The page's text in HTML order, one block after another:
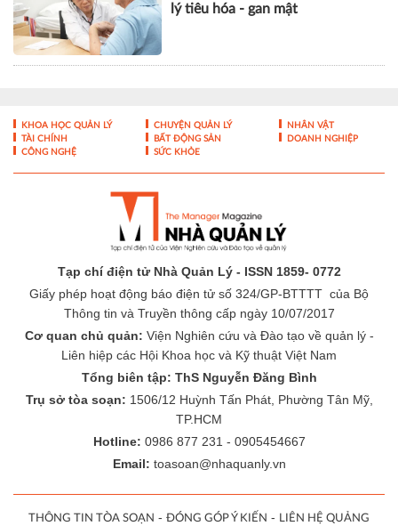
lý tiêu hóa - gan mật
KHOA HỌC QUẢN LÝ CHUYỆN QUẢN LÝ
NHÂN VẬT
TÀI CHÍNH
BẤT ĐỘNG SẢN
DOANH NGHIỆP
CÔNG NGHỆ
SỨC KHỎE
Tạp chí điện tử Nhà Quản Lý - ISSN 1859- 0772
Giấy phép hoạt động báo điện tử số 324/GP-BTTTT của Bộ
Thông tin và Truyền thông cấp ngày 10/07/2017
Cơ quan chủ quản: Viện Nghiên cứu và Đào tạo về quản lý -
Liên hiệp các Hội Khoa học và Kỹ thuật Việt Nam
Tổng biên tập: ThS Nguyễn Đăng Bình
Trụ sở tòa soạn: 1506/12 Huỳnh Tấn Phát, Phường Tân Mỹ,
TP.HCM
Hotline: 0986 877 231 - 0905454667
Email: toasoan@nhaquanly.vn
THÔNG TIN TÒA SOẠN - ĐÓNG GÓP Ý KIẾN - LIÊN HỆ QUẢNG